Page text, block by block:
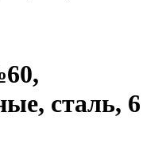
сталь, 6